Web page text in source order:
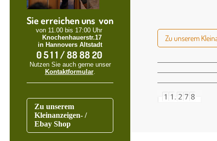
Sie erreichen uns von
von 11.00 bis 17:00 Uhr
Knochenhauerstr.17
in Hannovers Altstadt
0 5 1 1 / 88 88 20
Nutzen Sie auch gerne unser
Kontaktformular.
Zu unserem
Kleinanzeigen- /
Ebay Shop
Zu unserem